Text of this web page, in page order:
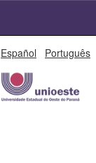
Español Português